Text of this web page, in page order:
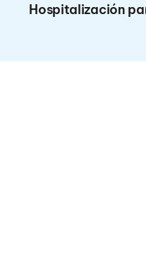
Hospitalización